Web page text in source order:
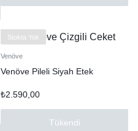
Stokta Yok
Venöve
Venöve Pileli Siyah Etek
₺2.590,00
Tükendi